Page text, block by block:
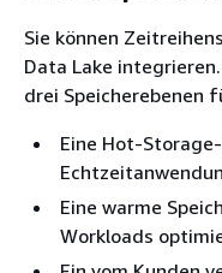
Sie können
Data Lake
drei Speicherebenen
Eine Hot-
Eine warme
Workloads